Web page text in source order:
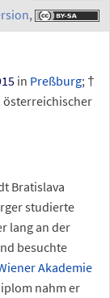
,
in Preßburg; †
österreichischer
Bratislava
studierte
lang an der
besuchte
Akademie
nahm er